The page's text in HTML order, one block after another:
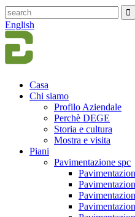
English
Casa
Chi siamo
Profilo Aziendale
Perchè DEGE
Storia e cultura
Mostra e visita
Piani
Pavimentazione spc